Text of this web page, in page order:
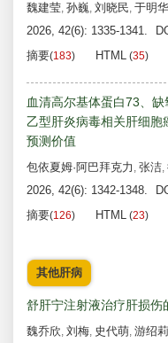
魏建莹, 孙巍, 刘晓民, 于明华
2026, 42(6): 1335-1341.
摘要(183) HTML (35)
血清高尔基体蛋白73、
乙型肝炎病毒相关肝细胞
预测价值
包依夏姆·阿巴拜克力 , 张洁,
2026, 42(6): 1342-1348.
摘要(126) HTML (23)
其他肝病
舒肝宁注射液治疗肝损
魏乔欣, 刘梅, 史代萌, 游绍莉